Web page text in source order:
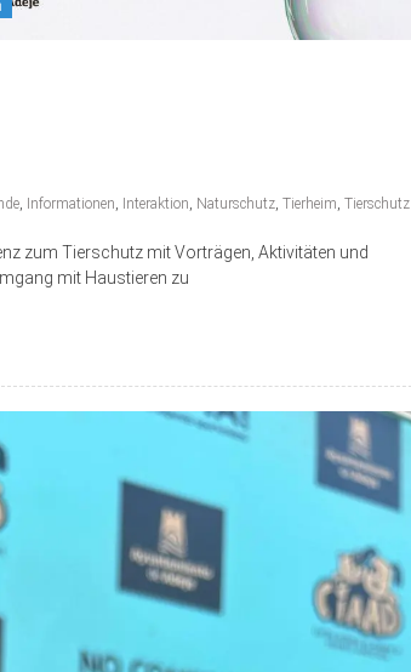
Informationen Interaktion Naturschutz Tierheim Tierschutz
zum Tierschutz mit Vorträgen, Aktivitäten und
mit Haustieren zu